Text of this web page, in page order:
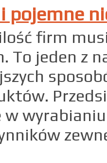
pojemne
firm
To jeden z
w